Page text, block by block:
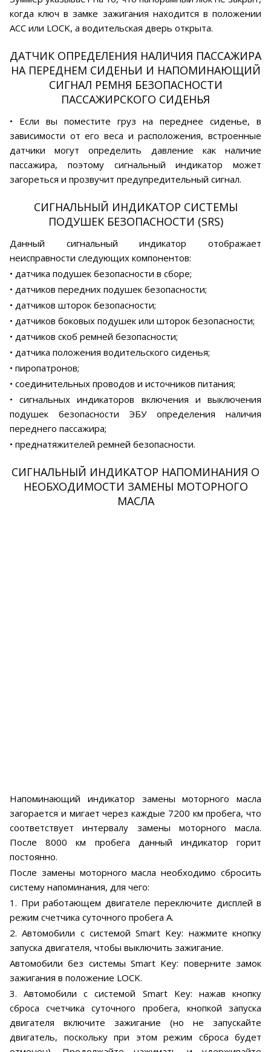
когда ключ в замке зажигания находится в положении
АСС или LOCK, а водительская дверь открыта.
ДАТЧИК ОПРЕДЕЛЕНИЯ НАЛИЧИЯ ПАССАЖИРА
НА ПЕРЕДНЕМ СИДЕНЬИ И НАПОМИНАЮЩИЙ
СИГНАЛ РЕМНЯ БЕЗОПАСНОСТИ
ПАССАЖИРСКОГО СИДЕНЬЯ
• Если вы поместите груз на переднее сиденье, в
зависимости от его веса и расположения, встроенные
датчики могут определить давление как наличие
пассажира, поэтому сигнальный индикатор может
загореться и прозвучит предупредительный сигнал.
СИГНАЛЬНЫЙ ИНДИКАТОР СИСТЕМЫ
ПОДУШЕК БЕЗОПАСНОСТИ (SRS)
Данный сигнальный индикатор отображает
неисправности следующих компонентов:
• датчика подушек безопасности в сборе;
• датчиков передних подушек безопасности;
• датчиков шторок безопасности;
• датчиков боковых подушек или шторок безопасности;
• датчиков скоб ремней безопасности;
• датчика положения водительского сиденья;
• пиропатронов;
• соединительных проводов и источников питания;
• сигнальных индикаторов включения и выключения
подушек безопасности ЭБУ определения наличия
переднего пассажира;
• преднатяжителей ремней безопасности.
СИГНАЛЬНЫЙ ИНДИКАТОР НАПОМИНАНИЯ О
НЕОБХОДИМОСТИ ЗАМЕНЫ МОТОРНОГО
МАСЛА
Напоминающий индикатор замены моторного масла
загорается и мигает через каждые 7200 км пробега, что
соответствует интервалу замены моторного масла.
После 8000 км пробега данный индикатор горит
постоянно.
После замены моторного масла необходимо сбросить
систему напоминания, для чего:
1. При работающем двигателе переключите дисплей в
режим счетчика суточного пробега А.
2. Автомобили с системой Smart Key: нажмите кнопку
запуска двигателя, чтобы выключить зажигание.
Автомобили без системы Smart Key: поверните замок
зажигания в положение LOCK.
3. Автомобили с системой Smart Key: нажав кнопку
сброса счетчика суточного пробега, кнопкой запуска
двигателя включите зажигание (но не запускайте
двигатель, поскольку при этом режим сброса будет